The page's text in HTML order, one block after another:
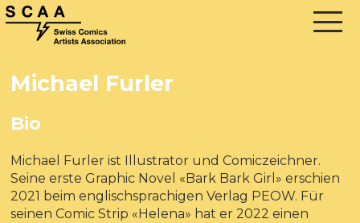
Michael Furler
Bio
Michael Furler ist Illustrator und Comiczeichner.
Seine erste Graphic Novel «Bark Bark Girl» erschien
2021 beim englischsprachigen Verlag PEOW. Für
seinen Comic Strip «Helena» hat er 2022 einen